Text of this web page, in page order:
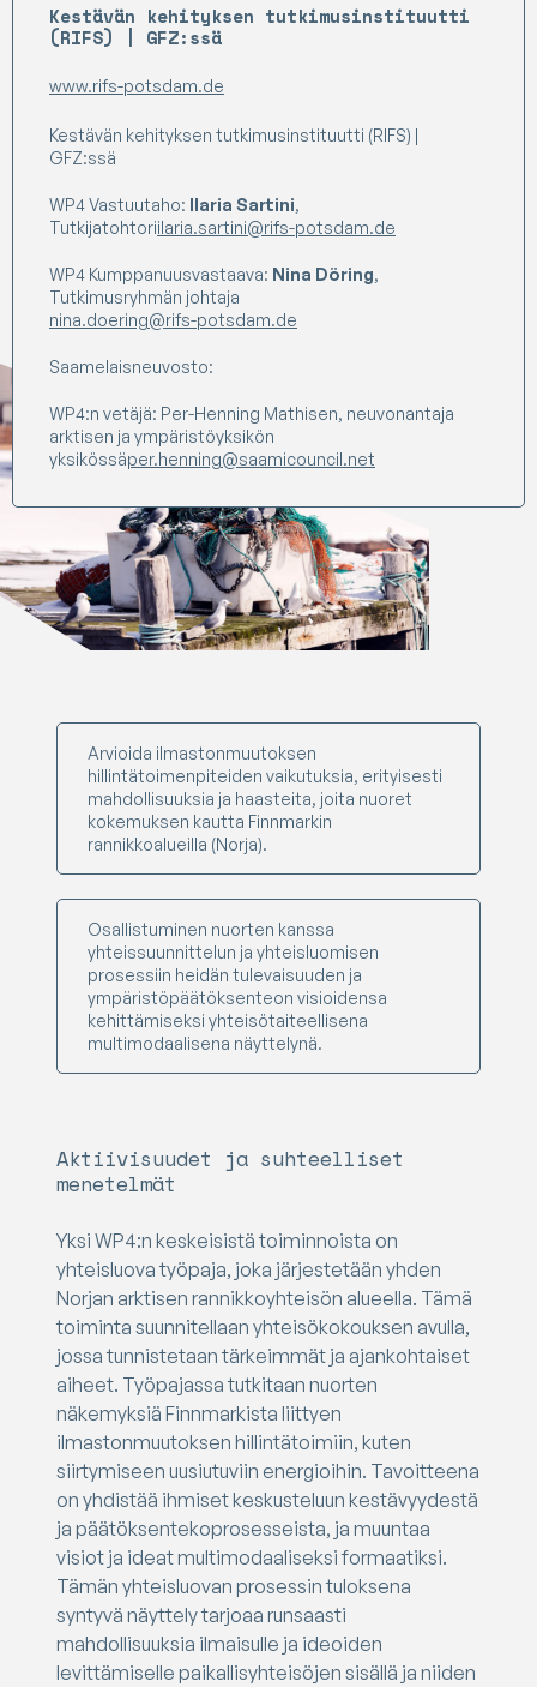
Kestävän kehityksen tutkimusinstituutti
(RIFS) | GFZ:ssä
www.rifs-potsdam.de
Kestävän kehityksen tutkimusinstituutti (RIFS) |
GFZ:ssä
WP4 Vastuutaho: Ilaria Sartini,
Tutkijatohtoriilaria.sartini@rifs-potsdam.de
WP4 Kumppanuusvastaava: Nina Döring,
Tutkimusryhmän johtaja
nina.doering@rifs-potsdam.de
Saamelaisneuvosto:
WP4:n vetäjä: Per-Henning Mathisen, neuvonantaja
arktisen ja ympäristöyksikön
yksikössäper.henning@saamicouncil.net
Arvioida ilmastonmuutoksen
hillintätoimenpiteiden vaikutuksia, erityisesti
mahdollisuuksia ja haasteita, joita nuoret
kokemuksen kautta Finnmarkin
rannikkoalueilla (Norja).
Osallistuminen nuorten kanssa
yhteissuunnittelun ja yhteisluomisen
prosessiin heidän tulevaisuuden ja
ympäristöpäätöksenteon visioidensa
kehittämiseksi yhteisötaiteellisena
multimodaalisena näyttelynä.
Aktiivisuudet ja suhteelliset
menetelmät
Yksi WP4:n keskeisistä toiminnoista on
yhteisluova työpaja, joka järjestetään yhden
Norjan arktisen rannikkoyhteisön alueella. Tämä
toiminta suunnitellaan yhteisökokouksen avulla,
jossa tunnistetaan tärkeimmät ja ajankohtaiset
aiheet. Työpajassa tutkitaan nuorten
näkemyksiä Finnmarkista liittyen
ilmastonmuutoksen hillintätoimiin, kuten
siirtymiseen uusiutuviin energioihin. Tavoitteena
on yhdistää ihmiset keskusteluun kestävyydestä
ja päätöksentekoprosesseista, ja muuntaa
visiot ja ideat multimodaaliseksi formaatiksi.
Tämän yhteisluovan prosessin tuloksena
syntyvä näyttely tarjoaa runsaasti
mahdollisuuksia ilmaisulle ja ideoiden
levittämiselle paikallisyhteisöjen sisällä ja niiden